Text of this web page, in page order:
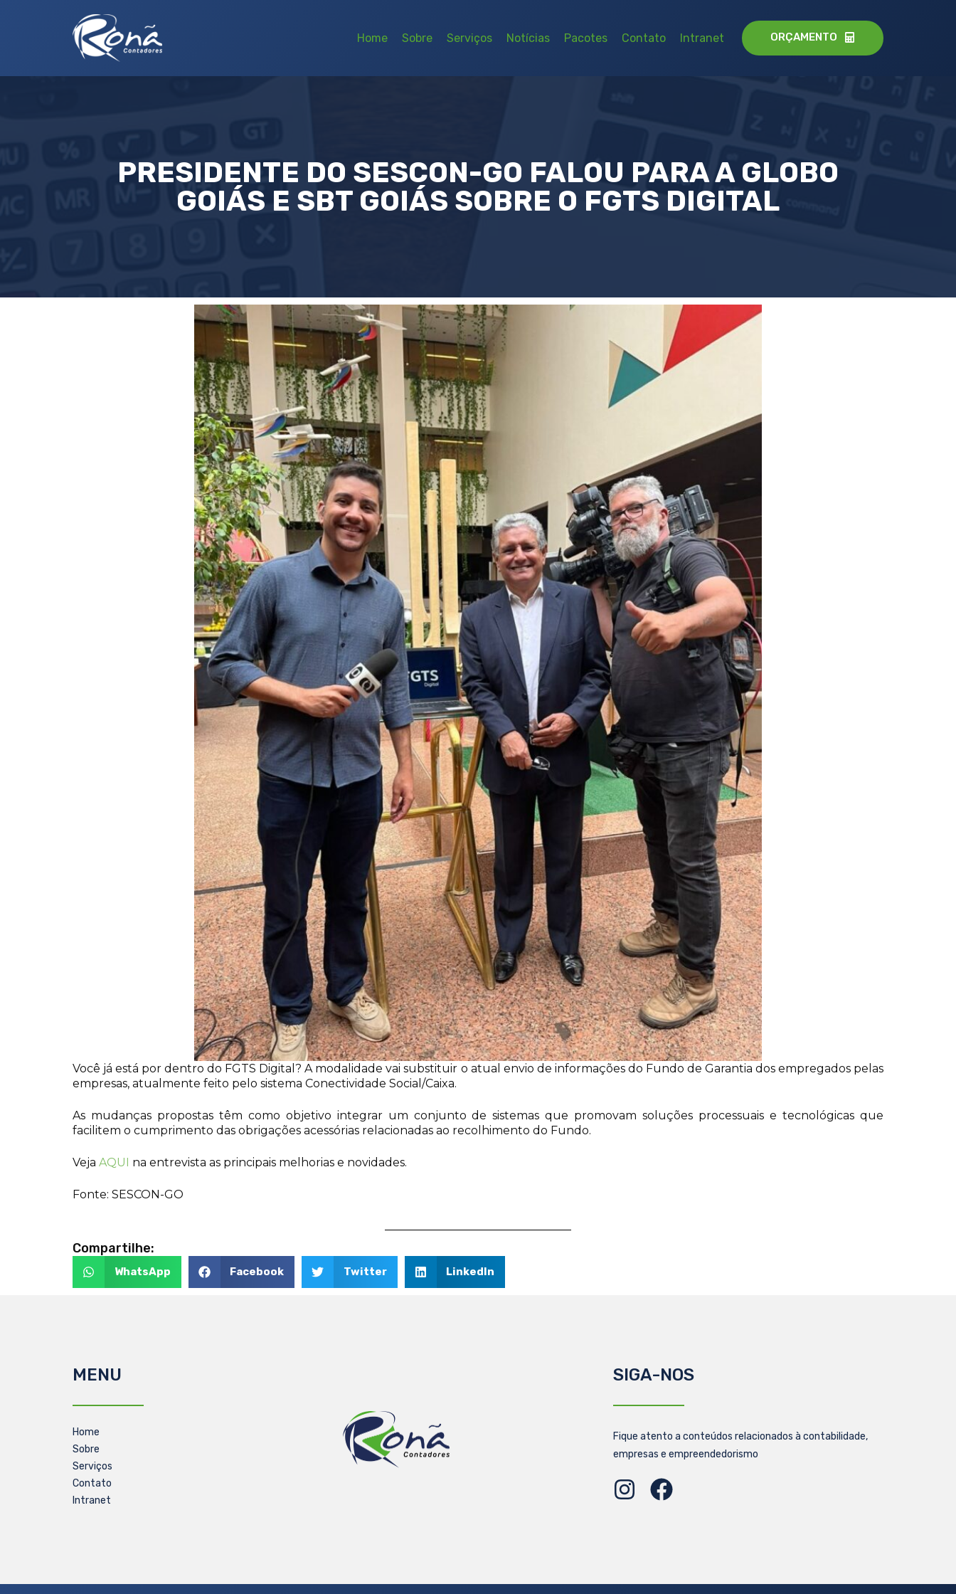
Home Sobre Serviços Notícias Pacotes Contato Intranet ORÇAMENTO
PRESIDENTE DO SESCON-GO FALOU PARA A GLOBO
GOIÁS E SBT GOIÁS SOBRE O FGTS DIGITAL
Você já está por dentro do FGTS Digital? A modalidade vai substituir o atual envio de informações do Fundo de Garantia dos empregados pelas
empresas, atualmente feito pelo sistema Conectividade Social/Caixa.
As mudanças propostas têm como objetivo integrar um conjunto de sistemas que promovam soluções processuais e tecnológicas que
facilitem o cumprimento das obrigações acessórias relacionadas ao recolhimento do Fundo.
Veja AQUI na entrevista as principais melhorias e novidades.
Fonte: SESCON-GO
Compartilhe:
WhatsApp Facebook Twitter LinkedIn
MENU
Home
Sobre
Serviços
Contato
Intranet
SIGA-NOS
Fique atento a conteúdos relacionados à contabilidade,
empresas e empreendedorismo